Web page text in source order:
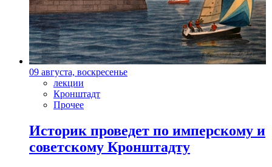
09 августа, воскресенье
лекции
Кронштадт
Прочее
Историк проведет по имперскому и
советскому Кронштадту